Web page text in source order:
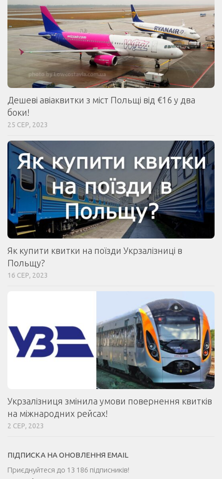
Дешеві авіаквитки з міст Польщі від €16 у два
боки!
25 СЕР, 2023
Як купити квитки на поїзди Укрзалізниці в
Польщу?
16 СЕР, 2023
Укрзалізниця змінила умови повернення квитків
на міжнародних рейсах!
2 СЕР, 2023
ПІДПИСКА НА ОНОВЛЕННЯ EMAIL
Приєднуйтеся до 13 186 підписників!